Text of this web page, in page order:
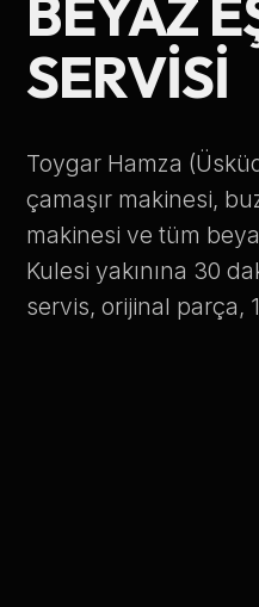
BEYAZ
SERVISI
Toygar Hamza
çamaşır makinesi,
makinesi ve tüm
Kulesi yakınına 30
servis, orijinal parça,
Telefon Numarası